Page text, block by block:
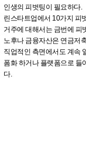
인생의 피벗팅이 필요하다.
린스타트업에서 10가지 피
거주에 대해서는 금번에 피
노후나 금융자산은 연금저
직업적인 측면에서도 계속
폼화 하거나 플랫폼으로 들
다.